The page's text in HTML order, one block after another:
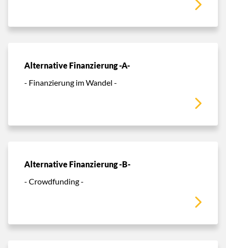
Alternative Finanzierung -A-
- Finanzierung im Wandel -
Alternative Finanzierung -B-
- Crowdfunding -